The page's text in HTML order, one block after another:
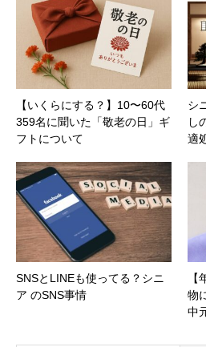
【いくらにする？】10〜60代
359名に聞いた「敬老の日」ギ
フトについて
シ
し
適
SNSとLINEも使ってる？シニ
ア のSNS事情
物
中